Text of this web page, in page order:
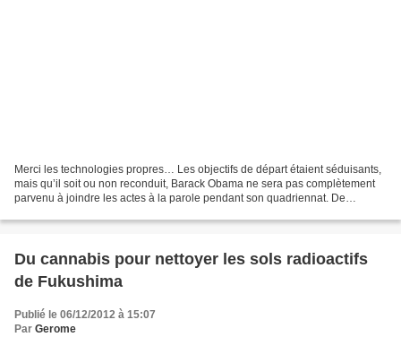
Merci les technologies propres… Les objectifs de départ étaient séduisants,
mais qu’il soit ou non reconduit, Barack Obama ne sera pas complètement
parvenu à joindre les actes à la parole pendant son quadriennat. De
Du cannabis pour nettoyer les sols radioactifs
de Fukushima
Publié le 06/12/2012 à 15:07
Par Gerome